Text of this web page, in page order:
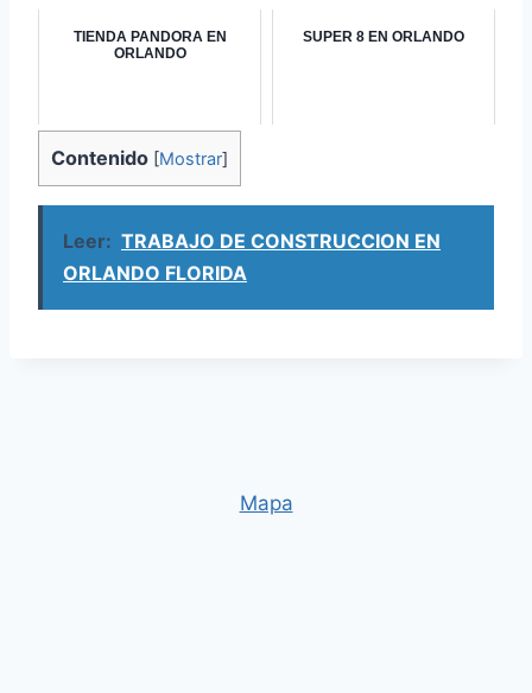
TIENDA PANDORA EN
ORLANDO
SUPER 8 EN ORLANDO
Contenido [Mostrar]
Leer: TRABAJO DE CONSTRUCCION EN
ORLANDO FLORIDA
Mapa